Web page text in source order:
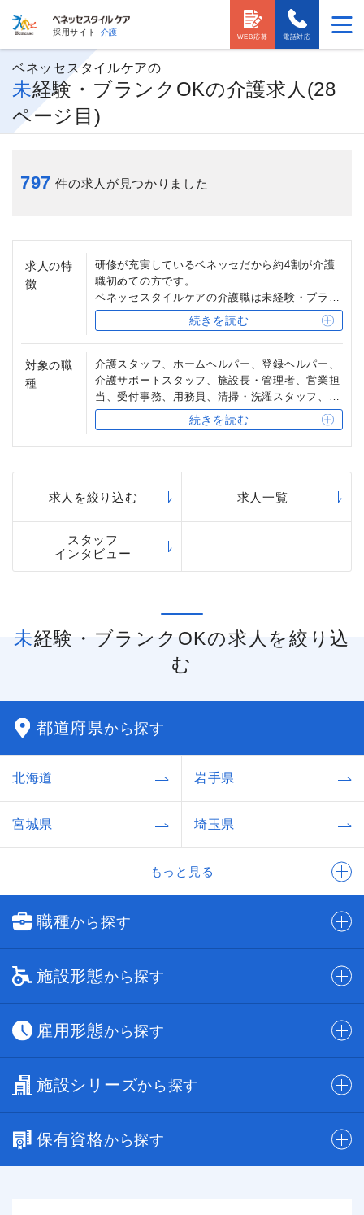
採用サイト 介護
電話対応
WEB応募
ベネッセスタイルケアの
未経験・ブランクOKの介護求人(28
ページ目)
797 件の求人が見つかりました
求人の特
徴
研修が充実しているベネッセだから約4割が介護
職初めての方です。
ベネッセスタイルケアの介護職は未経験・ブラン
クの方を歓迎しています。「入社時研修」では、
ベッドメイキングから高齢者理解まで、さまざま
な側面から介護を学べます。また3ヶ月、7ヶ月目
研修といった節目ごとの研修や、ご自身のステー
ジに合わせた研修も実施されます。また、「短時
間勤務」も可能です。
続きを読む
対象の職
種
介護スタッフ、ホームヘルパー、登録ヘルパー、
介護サポートスタッフ、施設長・管理者、営業担
当、受付事務、用務員、清掃・洗濯スタッフ、宿
直スタッフ
続きを読む
求人を絞り込む 求人一覧
スタッフ
インタビュー
未経験・ブランクOKの求人を絞り込
む
都道府県から探す
北海道 岩手県
宮城県 埼玉県
もっと見る
職種から探す
施設形態から探す
雇用形態から探す
施設シリーズから探す
保有資格から探す